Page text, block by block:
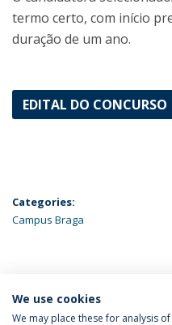
termo certo, com início
duração de um ano.
EDITAL DO CONCURSO
Categories:
Campus Braga
ÚLTIMAS NOTÍCIAS
We use cookies
We may place these for analysis